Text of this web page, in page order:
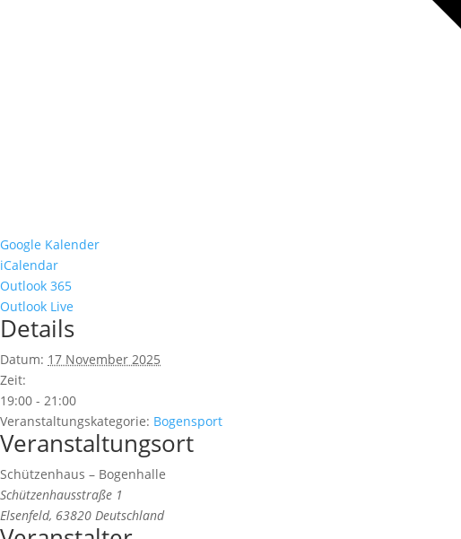
Google Kalender
iCalendar
Outlook 365
Outlook Live
Details
Datum: 17 November 2025
Zeit:
19:00 - 21:00
Veranstaltungskategorie: Bogensport
Veranstaltungsort
Schützenhaus – Bogenhalle
Schützenhausstraße 1
Elsenfeld, 63820 Deutschland